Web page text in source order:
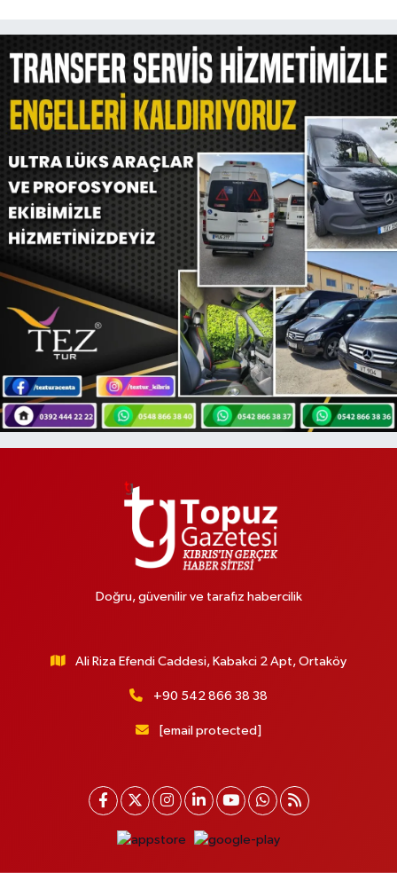
Doğru, güvenilir ve tarafız habercilik
Ali Riza Efendi Caddesi, Kabakci 2 Apt, Ortaköy
+90 542 866 38 38
[email protected]